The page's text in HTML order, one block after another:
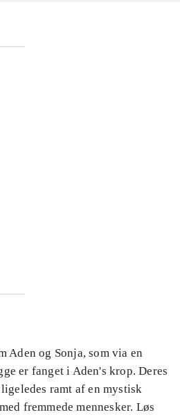
Aden og Sonja, som via en
er fanget i Aden's krop. Deres
ramt af en mystisk
fremmede mennesker. Løs